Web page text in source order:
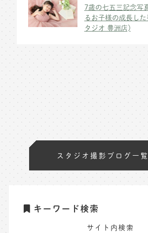
7歳の七五三記念写
るお子様の成長し
タジオ 豊洲店)
スタジオ撮影ブログ一
キーワード検索
サイト内検索